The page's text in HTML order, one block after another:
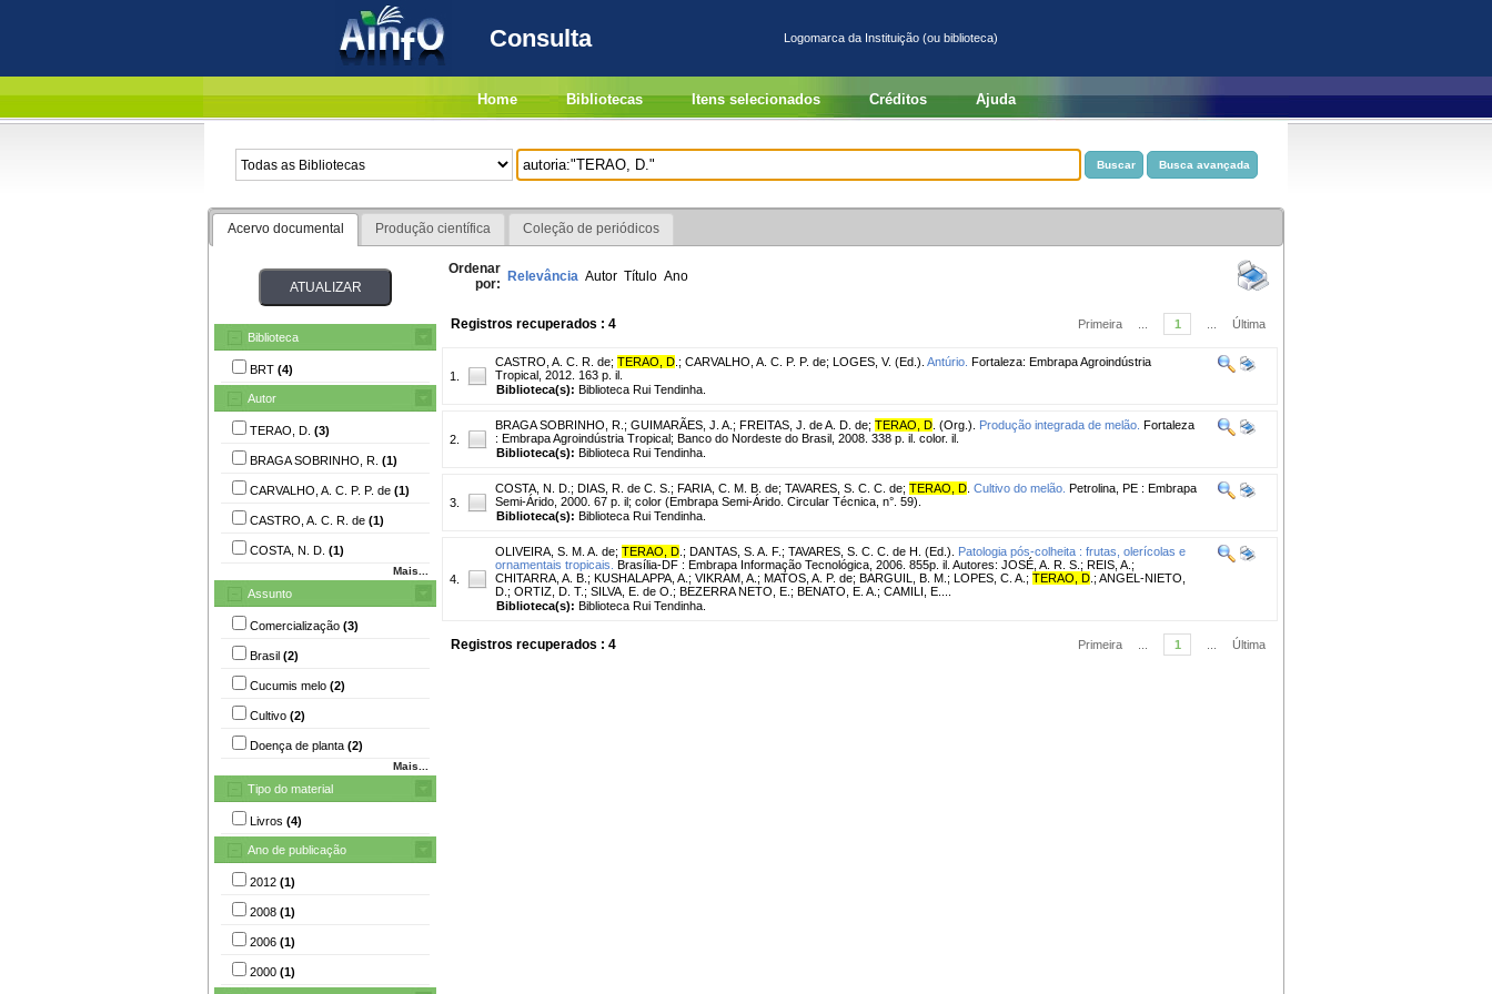
Consulta Logomarca da Instituição (ou biblioteca)
Home Bibliotecas Itens selecionados Créditos Ajuda
Acervo documental Produção científica Coleção de periódicos
Biblioteca
BRT (4)
Autor
TERAO, D. (3)
BRAGA SOBRINHO, R. (1)
CARVALHO, A. C. P. P. de (1)
CASTRO, A. C. R. de (1)
COSTA, N. D. (1)
Mais...
Assunto
Comercialização (3)
Brasil (2)
Cucumis melo (2)
Cultivo (2)
Doença de planta (2)
Mais...
Tipo do material
Livros (4)
Ano de publicação
2012 (1)
2008 (1)
2006 (1)
2000 (1)
Ordenar
por: Relevância Autor Título Ano
Registros recuperados : 4 Primeira 1 Última
1.
CASTRO, A. C. R. de; TERAO, D ; CARVALHO, A. C. P. P. de; LOGES, V. (Ed.). Antúrio. Fortaleza: Embrapa Agroindústria
Tropical, 2012. 163 p. il.
Biblioteca(s): Biblioteca Rui Tendinha.
2.
BRAGA SOBRINHO, R. ; GUIMARÃES, J. A. ; FREITAS, J. de A. D. de; TERAO, D . (Org.). Produção integrada de melão. Fortaleza
: Embrapa Agroindústria Tropical; Banco do Nordeste do Brasil, 2008. 338 p. il. color. il.
Biblioteca(s): Biblioteca Rui Tendinha.
3.
COSTA, N. D. ; DIAS, R. de C. S. ; FARIA, C. M. B. de; TAVARES, S. C. C. de; TERAO, D Cultivo do melão. Petrolina, PE : Embrapa
Semi-Árido, 2000. 67 p. il; color (Embrapa Semi-Árido. Circular Técnica, n°. 59).
Biblioteca(s): Biblioteca Rui Tendinha.
4.
OLIVEIRA, S. M. A. de; TERAO, D ; DANTAS, S. A. F. ; TAVARES, S. C. C. de H. (Ed.).
Patologia pós-colheita : frutas, olerícolas e
ornamentais tropicais. Brasília-DF : Embrapa Informação Tecnológica, 2006. 855p. il. Autores: JOSÉ, A. R. S.; REIS, A.;
CHITARRA, A. B.; KUSHALAPPA, A.; VIKRAM, A.; MATOS, A. P. de; BARGUIL, B. M.; LOPES, C. A.; TERAO, D .; ANGEL-NIETO,
D.; ORTIZ, D. T.; SILVA, E. de O.; BEZERRA NETO, E.; BENATO, E. A.; CAMILI, E....
Biblioteca(s): Biblioteca Rui Tendinha.
Registros recuperados : 4 Primeira 1 Última